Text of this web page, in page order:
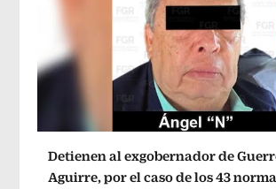
Detienen al exgobernador de
Aguirre, por el caso de los 43